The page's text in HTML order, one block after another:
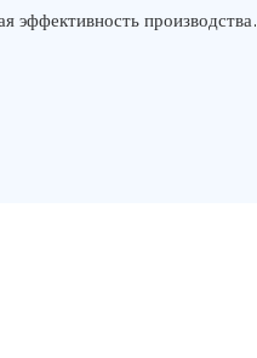
эффективность производства.